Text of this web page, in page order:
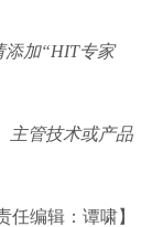
添加“HIT专家
主管技术或产品
任编辑：谭啸】